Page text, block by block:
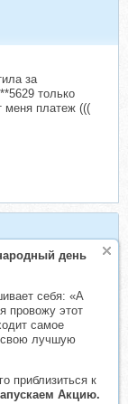
день
себя: «А
провожу этот
самое
свою лучшую
приблизиться к
Акцию.
за
только
меня платеж (((